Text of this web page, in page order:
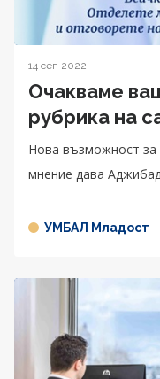
14 сеп 2022
Очакваме
рубрика на
Нова възможност за
мнение дава
УМБАЛ Младост